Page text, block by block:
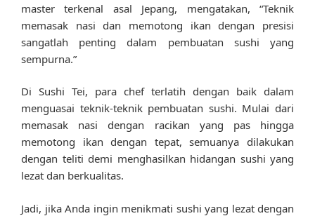
master terkenal asal Jepang, mengatakan, “Teknik
memasak nasi dan memotong ikan dengan presisi
sangatlah penting dalam pembuatan sushi yang
sempurna.”
Di Sushi Tei, para chef terlatih dengan baik dalam
menguasai teknik-teknik pembuatan sushi. Mulai dari
memasak nasi dengan racikan yang pas hingga
memotong ikan dengan tepat, semuanya dilakukan
dengan teliti demi menghasilkan hidangan sushi yang
lezat dan berkualitas.
Jadi, jika Anda ingin menikmati sushi yang lezat dengan